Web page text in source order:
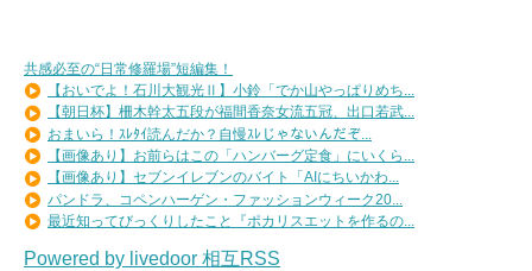
共感必至の“日常修羅場”短編集！
【おいでよ！石川大観光Ⅱ】小鈴「でか山やっぱりめち...
【朝日杯】柵木幹太五段が福間香奈女流五冠、出口若武...
おまいら！ｽﾚﾀｲ読んだか？自慢ｽﾚじゃないんだぞ...
【画像あり】お前らはこの「ハンバーグ定食」にいくら...
【画像あり】セブンイレブンのバイト「AIにちいかわ...
パンドラ、コペンハーゲン・ファッションウィーク20...
最近知ってびっくりしたこと『ポカリスエットを作るの...
Powered by livedoor 相互RSS